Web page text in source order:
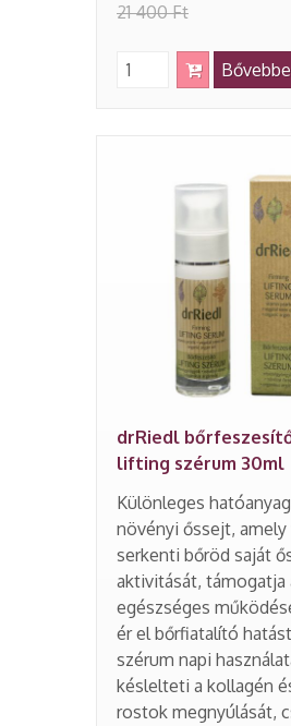
21 400 Ft
drRiedl
lifting szérum 30ml
Különleges
növényi őssejt, amely
serkenti bőröd saját
aktivitását, támogatja
egészséges
ér el bőrfiatalító
szérum napi
késlelteti a kollagén
rostok megnyúlását,